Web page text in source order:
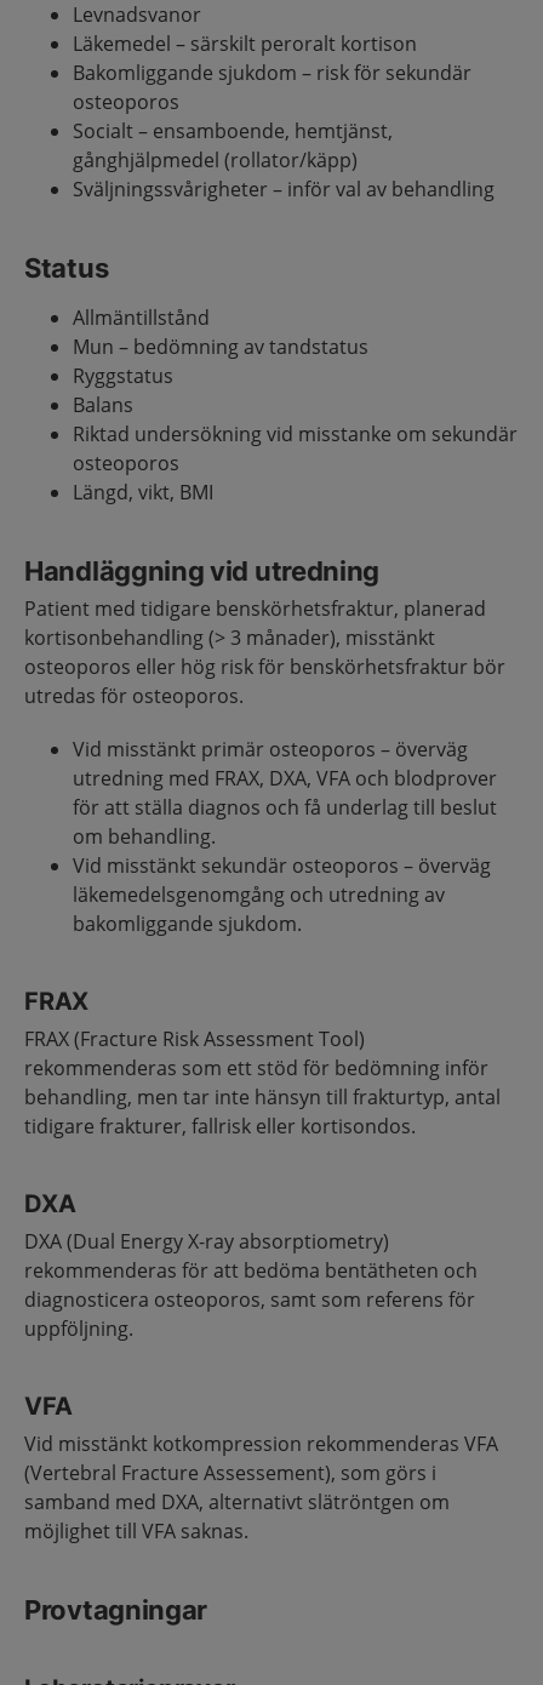
Levnadsvanor
Läkemedel – särskilt peroralt kortison
Bakomliggande sjukdom – risk för sekundär
osteoporos
Socialt – ensamboende, hemtjänst,
gånghjälpmedel (rollator/käpp)
Sväljningssvårigheter – inför val av behandling
Status
Allmäntillstånd
Mun – bedömning av tandstatus
Ryggstatus
Balans
Riktad undersökning vid misstanke om sekundär
osteoporos
Längd, vikt, BMI
Handläggning vid utredning
Patient med tidigare benskörhetsfraktur, planerad
kortisonbehandling (> 3 månader), misstänkt
osteoporos eller hög risk för benskörhetsfraktur bör
utredas för osteoporos.
Vid misstänkt primär osteoporos – överväg
utredning med FRAX, DXA, VFA och blodprover
för att ställa diagnos och få underlag till beslut
om behandling.
Vid misstänkt sekundär osteoporos – överväg
läkemedelsgenomgång och utredning av
bakomliggande sjukdom.
FRAX
FRAX (Fracture Risk Assessment Tool)
rekommenderas som ett stöd för bedömning inför
behandling, men tar inte hänsyn till frakturtyp, antal
tidigare frakturer, fallrisk eller kortisondos.
DXA
DXA (Dual Energy X-ray absorptiometry)
rekommenderas för att bedöma bentätheten och
diagnosticera osteoporos, samt som referens för
uppföljning.
VFA
Vid misstänkt kotkompression rekommenderas VFA
(Vertebral Fracture Assessement), som görs i
samband med DXA, alternativt slätröntgen om
möjlighet till VFA saknas.
Provtagningar